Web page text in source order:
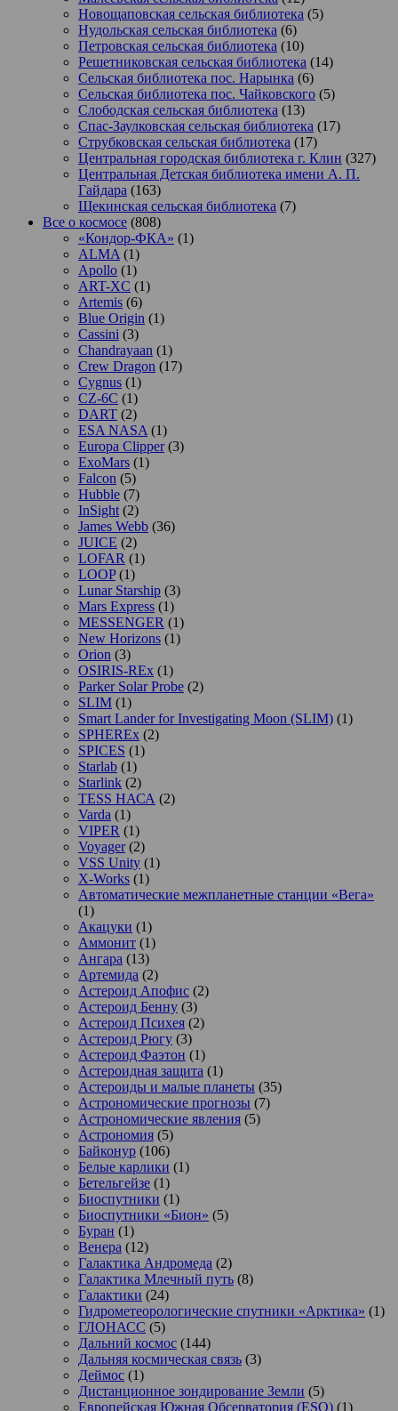
Новощаповская сельская библиотека (5)
Нудольская сельская библиотека (6)
Петровская сельская библиотека (10)
Решетниковская сельская библиотека (14)
Сельская библиотека пос. Нарынка (6)
Сельская библиотека пос. Чайковского (5)
Слободская сельская библиотека (13)
Спас-Заулковская сельская библиотека (17)
Струбковская сельская библиотека (17)
Центральная городская библиотека г. Клин (327)
Центральная Детская библиотека имени А. П.
Гайдара (163)
Щекинская сельская библиотека (7)
Все о космосе (808)
«Кондор-ФКА» (1)
ALMA (1)
Apollo (1)
ART-XC (1)
Artemis (6)
Blue Origin (1)
Cassini (3)
Chandrayaan (1)
Crew Dragon (17)
Cygnus (1)
CZ-6C (1)
DART (2)
ESA NASA (1)
Europa Clipper(3)
ExoMars (1)
Falcon (5)
Hubble (7)
InSight (2)
James Webb (36)
JUICE (2)
LOFAR (1)
LOOP(1)
Lunar Starship (3)
Mars Express (1)
MESSENGER (1)
New Horizons (1)
Orion (3)
OSIRIS-REx (1)
Parker Solar Probe (2)
SLIM (1)
Smart Lander for Investigating Moon (SLIM) (1)
SPHEREx (2)
SPICES (1)
Starlab (1)
Starlink (2)
TESS НАСА (2)
Varda (1)
VIPER (1)
Voyager(2)
VSS Unity (1)
X-Works (1)
Автоматические межпланетные станции «Вега»
(1)
Акацуки (1)
Аммонит (1)
Ангара (13)
Артемида (2)
Астероид Апофис (2)
Астероид Бенну (3)
Астероид Психея (2)
Астероид Рюгу (3)
Астероид Фаэтон (1)
Астероидная защита (1)
Астероиды и малые планеты (35)
Астрономические прогнозы (7)
Астрономические явления (5)
Астрономия (5)
Байконур (106)
Белые карлики (1)
Бетельгейзе (1)
Биоспутники (1)
Биоспутники «Бион» (5)
Буран (1)
Венера (12)
Галактика Андромеда (2)
Галактика Млечный путь (8)
Галактики (24)
Гидрометеорологические спутники «Арктика» (1)
ГЛОНАСС (5)
Дальний космос (144)
Дальняя космическая связь (3)
Деймос (1)
Дистанционное зондирование Земли (5)
Европейская Южная Обсерватория (ESO) (1)